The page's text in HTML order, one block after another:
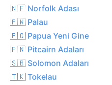
🇳🇫 Norfolk Adası
🇵🇼 Palau
🇵🇬 Papua Yeni Gine
🇵🇳 Pitcairn Adaları
🇸🇧 Solomon Adaları
🇹🇰 Tokelau